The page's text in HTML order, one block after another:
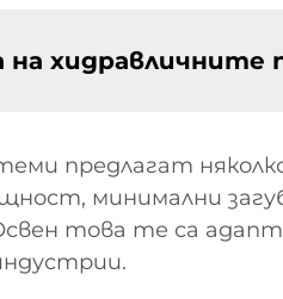
хидравличните
предлагат
минимални
това те са